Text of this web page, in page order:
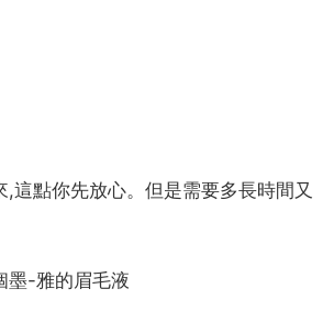
,這點你先放心。但是需要多長時間又
墨-雅的眉毛液